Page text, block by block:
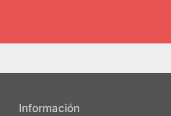
Información